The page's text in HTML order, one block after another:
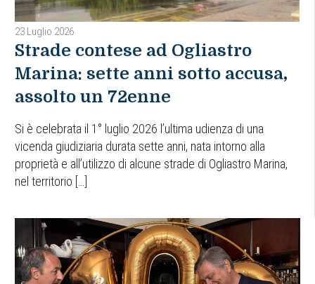
23 Luglio 2026
Strade contese ad Ogliastro
Marina: sette anni sotto accusa,
assolto un 72enne
Si è celebrata il 1° luglio 2026 l’ultima udienza di una
vicenda giudiziaria durata sette anni, nata intorno alla
proprietà e all’utilizzo di alcune strade di Ogliastro Marina,
nel territorio […]